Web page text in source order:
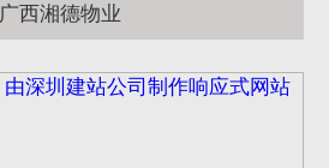
广西湘德物业